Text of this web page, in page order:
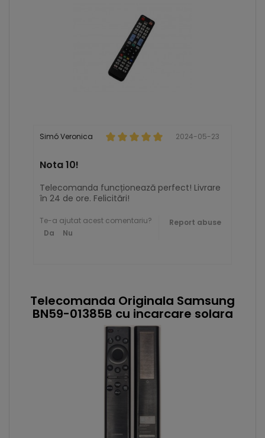
Simó Veronica 2024-05-23
Nota 10!
Telecomanda funcționează perfect! Livrare
în 24 de ore. Felicitări!
Te-a ajutat acest comentariu?
Da
Nu
Report abuse
Telecomanda Originala Samsung
BN59-01385B cu incarcare solara